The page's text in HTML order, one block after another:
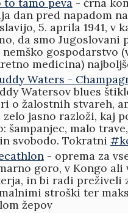
to tamo peva- črna
dan pred napadom na
5. aprila 1941, v
da smo Jugoslovani
nemško gospodarstvo
medicina)
Waters -
Watersov blues
o žalostnih stvareh,
zelo jasno razloži, kaj
šampanjec, malo
svobodo. Tokratni
- oprema za
goro, v Kongo ali
in bi radi preživeli
stroški ter
žepov